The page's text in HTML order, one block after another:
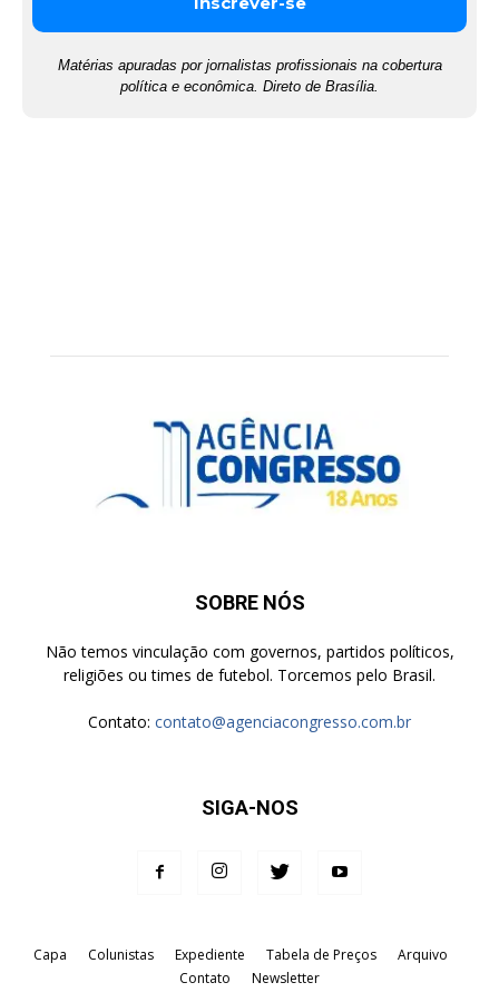
Matérias apuradas por jornalistas profissionais na cobertura
política e econômica. Direto de Brasília.
SOBRE NÓS
Não temos vinculação com governos, partidos políticos,
religiões ou times de futebol. Torcemos pelo Brasil.
Contato: contato@agenciacongresso.com.br
SIGA-NOS
Capa Colunistas Expediente Tabela de Preços
Arquivo
Contato
Newsletter